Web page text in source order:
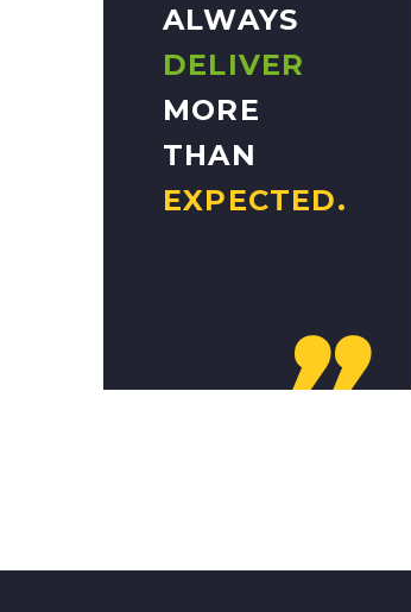
ALWAYS
DELIVER
MORE
THAN
EXPECTED.
